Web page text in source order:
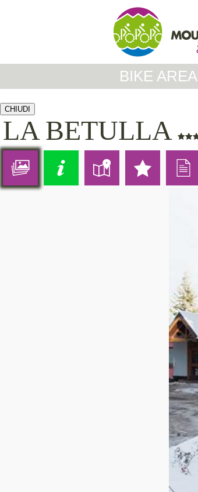
BIKE AREA
CHIUDI
LA BETULLA